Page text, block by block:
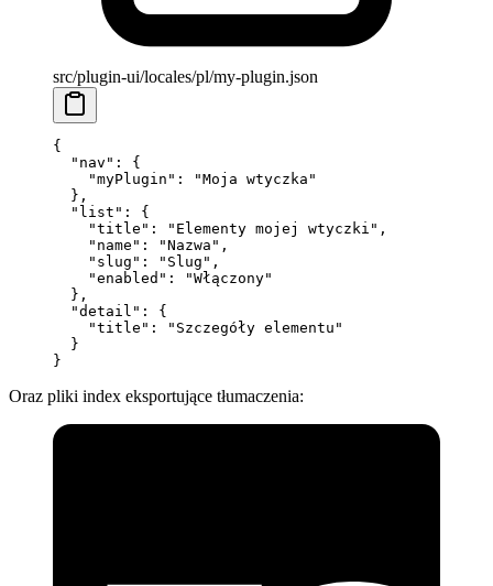
src/plugin-ui/locales/pl/my-plugin.json
{
  "nav"
: {
    "myPlugin"
:
"Moja wtyczka"
  },
  "list"
: {
    "title"
: "Elementy mojej wtyczki" ,
    "name"
: "Nazwa" ,
    "slug"
: "Slug" ,
    "enabled"
:
"Włączony"
  },
  "detail"
: {
    "title"
:
"Szczegóły elementu"
  }
}
Oraz pliki index eksportujące tłumaczenia: